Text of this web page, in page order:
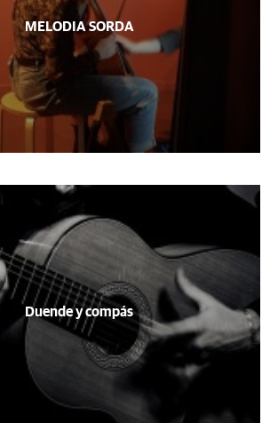
MELODIA SORDA
Duende y compás